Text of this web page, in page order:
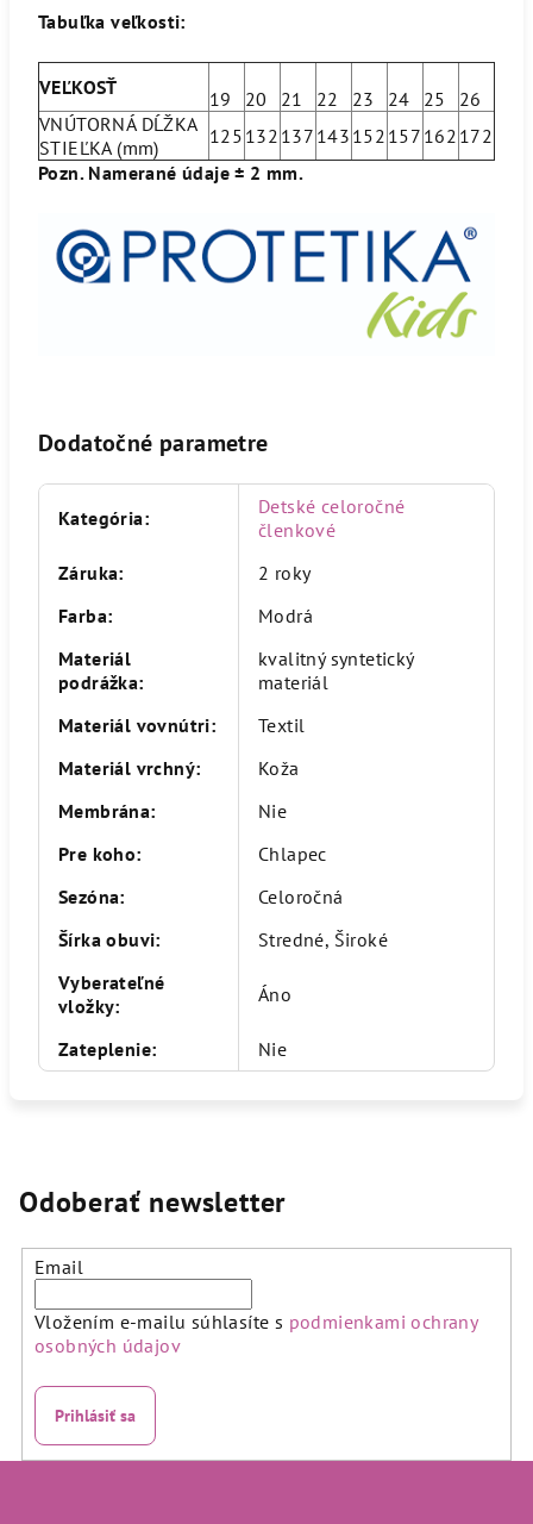
Tabuľka veľkosti:
VEĽKOSŤ 19 20 21 22 23 24 25
26
VNÚTORNÁ DĹŽKA
STIEĽKA (mm)
125 132 137 143 152 157 162 172
Pozn. Namerané údaje ± 2 mm.
Dodatočné parametre
Kategória:
Detské celoročné
členkové
Záruka:
2 roky
Farba:
Modrá
Materiál
podrážka:
kvalitný syntetický
materiál
Materiál vovnútri:
Textil
Materiál vrchný:
Koža
Membrána:
Nie
Pre koho:
Chlapec
Sezóna:
Celoročná
Šírka obuvi:
Stredné, Široké
Vyberateľné
vložky: Áno
Zateplenie: Nie
Odoberať newsletter
Email
Vložením e-mailu súhlasíte s podmienkami ochrany
osobných údajov
Prihlásiť sa